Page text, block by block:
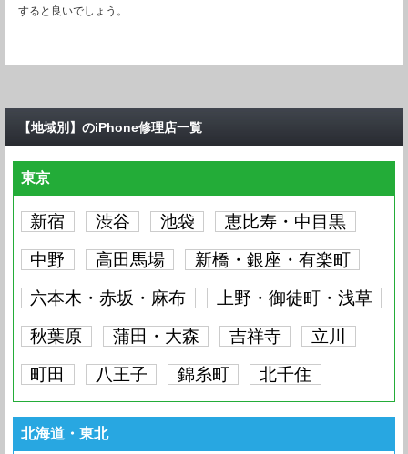
すると良いでしょう。
【地域別】のiPhone修理店一覧
東京
新宿 渋谷 池袋
恵比寿・中目黒
中野
高田馬場
新橋・銀座・有楽町
六本木・赤坂・麻布
上野・御徒町・浅草
秋葉原
蒲田・大森 吉祥寺
立川
町田
八王子 錦糸町 北千住
北海道・東北